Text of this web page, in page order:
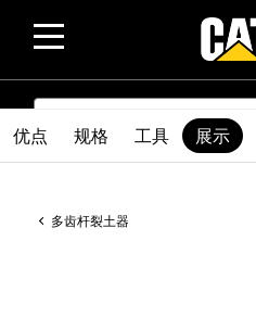
SEARCH
多齿杆裂土器
优点 规格 工具 展示